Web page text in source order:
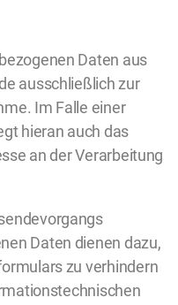
Daten aus
ausschließlich zur
Im Falle einer
hieran auch das
an der Verarbeitung
Daten dienen dazu,
zu verhindern